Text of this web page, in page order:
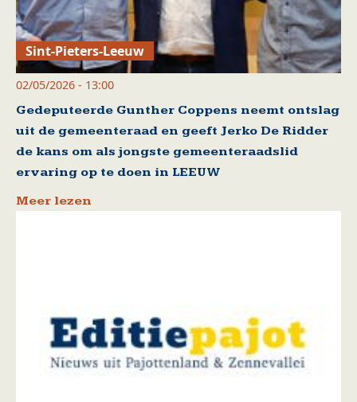
Sint-Pieters-Leeuw
02/05/2026 - 13:00
Gedeputeerde Gunther Coppens neemt ontslag
uit de gemeenteraad en geeft Jerko De Ridder
de kans om als jongste gemeenteraadslid
ervaring op te doen in LEEUW
Meer lezen